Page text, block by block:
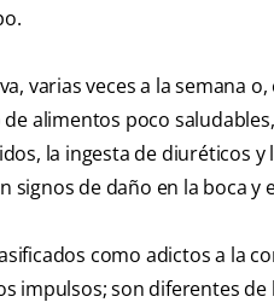
varias veces a la semana
alimentos poco
la ingesta de diuréticos y
de daño en la boca y
como adictos a la
impulsos; son diferentes